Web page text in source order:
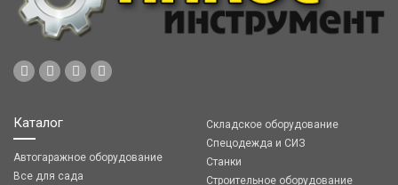
Каталог
Автогаражное оборудование
Все для сада
Складское оборудование
Спецодежда и СИЗ
Станки
Строительное оборудование